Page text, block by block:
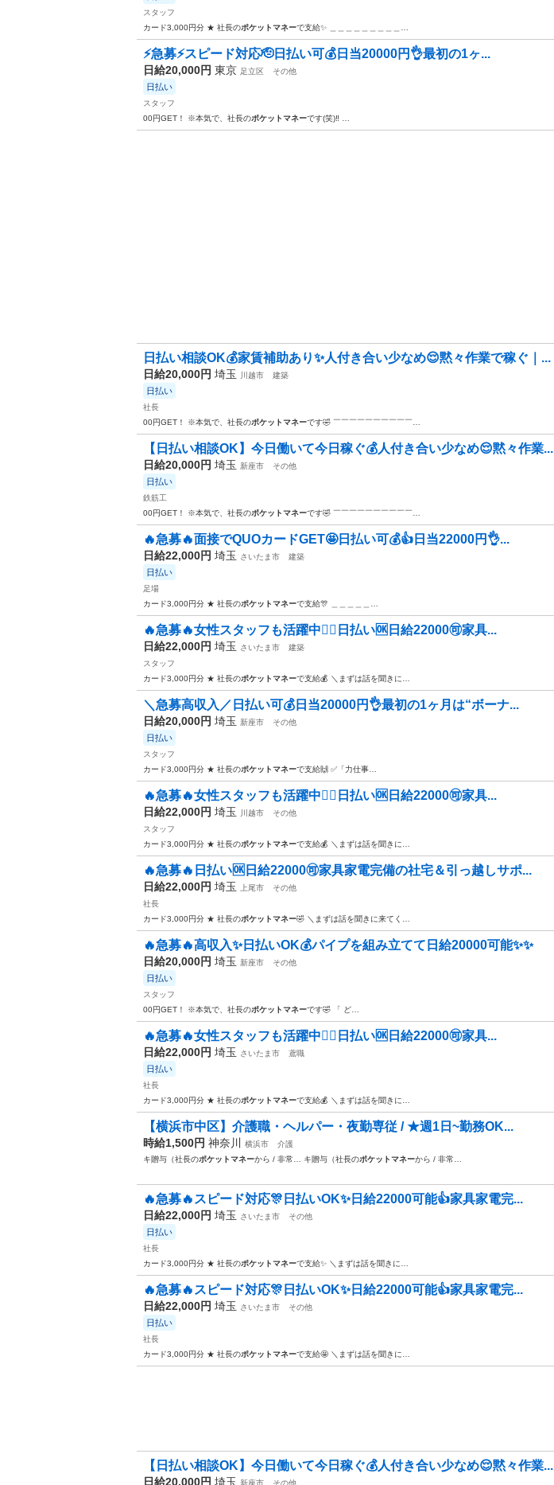
スタッフ
カード3,000円分 ★ 社長のポケットマネーで支給✨ ＿＿＿＿＿＿＿＿＿…
⚡️急募⚡️スピード対応🫡日払い可💰日当20000円👌最初の1ヶ...
日給20,000円 東京 足立区 その他
日払い
スタッフ
00円GET！ ※本気で、社長のポケットマネーです(笑)‼️ …
日払い相談OK💰家賃補助あり✨人付き合い少なめ😌黙々作業で稼ぐ｜...
日給20,000円 埼玉 川越市 建築
日払い
社長
00円GET！ ※本気で、社長のポケットマネーです🤣 ￣￣￣￣￣￣￣￣￣￣…
【日払い相談OK】今日働いて今日稼ぐ💰人付き合い少なめ😌黙々作業...
日給20,000円 埼玉 新座市 その他
日払い
鉄筋工
00円GET！ ※本気で、社長のポケットマネーです🤣 ￣￣￣￣￣￣￣￣￣￣…
🔥急募🔥面接でQUOカードGET🤩日払い可💰👍日当22000円👌...
日給22,000円 埼玉 さいたま市 建築
日払い
足場
カード3,000円分 ★ 社長のポケットマネーで支給🎊 ＿＿＿＿＿…
🔥急募🔥女性スタッフも活躍中🙆‍♀️日払い🆗日給22000🉑家具...
日給22,000円 埼玉 さいたま市
建築
スタッフ
カード3,000円分 ★ 社長のポケットマネーで支給💰 ＼まずは話を聞きに…
＼急募高収入／日払い可💰日当20000円👌最初の1ヶ月は“ボーナ...
日給20,000円 埼玉 新座市 その他
日払い
スタッフ
カード3,000円分 ★ 社長のポケットマネーで支給🙌 ✅「力仕事…
🔥急募🔥女性スタッフも活躍中🙆‍♀️日払い🆗日給22000🉑家具...
日給22,000円 埼玉 川越市
その他
スタッフ
カード3,000円分 ★ 社長のポケットマネーで支給💰 ＼まずは話を聞きに…
🔥急募🔥日払い🆗日給22000🉑家具家電完備の社宅＆引っ越しサポ...
日給22,000円 埼玉 上尾市
その他
社長
カード3,000円分 ★ 社長のポケットマネー🤣 ＼まずは話を聞きに来てく…
🔥急募🔥高収入✨日払いOK💰パイプを組み立てて日給20000可能✨✨
日給20,000円 埼玉 新座市 その他
日払い
スタッフ
00円GET！ ※本気で、社長のポケットマネーです🤣 「 ど…
🔥急募🔥女性スタッフも活躍中🙆‍♀️日払い🆗日給22000🉑家具...
日給22,000円 埼玉 さいたま市 鳶職
日払い
社長
カード3,000円分 ★ 社長のポケットマネーで支給💰 ＼まずは話を聞きに…
【横浜市中区】介護職・ヘルパー・夜勤専従 / ★週1日~勤務OK...
時給1,500円 神奈川 横浜市
介護
キ贈与（社長のポケットマネーから / 非常… キ贈与（社長のポケットマネーから / 非常…
🔥急募🔥スピード対応🎊日払いOK✨日給22000可能👍家具家電完...
日給22,000円 埼玉 さいたま市 その他
日払い
社長
カード3,000円分 ★ 社長のポケットマネーで支給✨ ＼まずは話を聞きに…
🔥急募🔥スピード対応🎊日払いOK✨日給22000可能👍家具家電完...
日給22,000円 埼玉 さいたま市 その他
日払い
社長
カード3,000円分 ★ 社長のポケットマネーで支給🤩 ＼まずは話を聞きに…
【日払い相談OK】今日働いて今日稼ぐ💰人付き合い少なめ😌黙々作業...
日給20,000円 埼玉 新座市 その他